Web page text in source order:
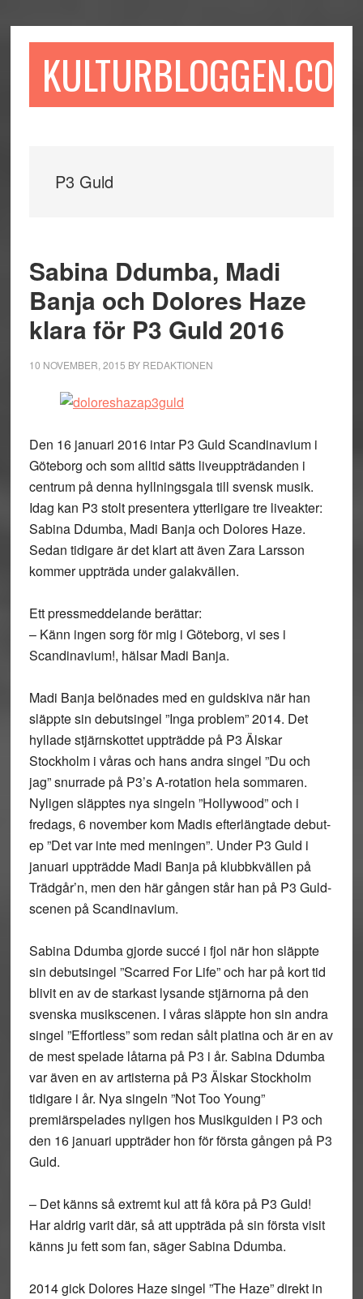
till
till
sidofältet
till
KULTURBLOGGEN.COM
P3 Guld
Sabina Ddumba, Madi
Banja och Dolores Haze
klara för P3 Guld 2016
10 NOVEMBER, 2015 BY REDAKTIONEN
Den 16 januari 2016 intar P3 Guld Scandinavium i
Göteborg och som alltid sätts liveuppträdanden i
centrum på denna hyllningsgala till svensk musik.
Idag kan P3 stolt presentera ytterligare tre liveakter:
Sabina Ddumba, Madi Banja och Dolores Haze.
Sedan tidigare är det klart att även Zara Larsson
kommer uppträda under galakvällen.
Ett pressmeddelande berättar:
– Känn ingen sorg för mig i Göteborg, vi ses i
Scandinavium!, hälsar Madi Banja.
Madi Banja belönades med en guldskiva när han
släppte sin debutsingel ”Inga problem” 2014. Det
hyllade stjärnskottet uppträdde på P3 Älskar
Stockholm i våras och hans andra singel ”Du och
jag” snurrade på P3’s A-rotation hela sommaren.
Nyligen släpptes nya singeln ”Hollywood” och i
fredags, 6 november kom Madis efterlängtade debut-
ep ”Det var inte med meningen”. Under P3 Guld i
januari uppträdde Madi Banja på klubbkvällen på
Trädgår’n, men den här gången står han på P3 Guld-
scenen på Scandinavium.
Sabina Ddumba gjorde succé i fjol när hon släppte
sin debutsingel ”Scarred For Life” och har på kort tid
blivit en av de starkast lysande stjärnorna på den
svenska musikscenen. I våras släppte hon sin andra
singel ”Effortless” som redan sålt platina och är en av
de mest spelade låtarna på P3 i år. Sabina Ddumba
var även en av artisterna på P3 Älskar Stockholm
tidigare i år. Nya singeln ”Not Too Young”
premiärspelades nyligen hos Musikguiden i P3 och
den 16 januari uppträder hon för första gången på P3
Guld.
– Det känns så extremt kul att få köra på P3 Guld!
Har aldrig varit där, så att uppträda på sin första visit
känns ju fett som fan, säger Sabina Ddumba.
2014 gick Dolores Haze singel ”The Haze” direkt in